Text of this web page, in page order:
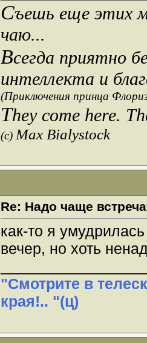
Съешь еще этих
чаю...
Всегда приятно
интеллекта и
(Приключения принца
They come here.
(c)Max Bialystock
Re: Надо чаще
как-то я
вечер, но хоть
"Смотрите в
края!.. "(ц)